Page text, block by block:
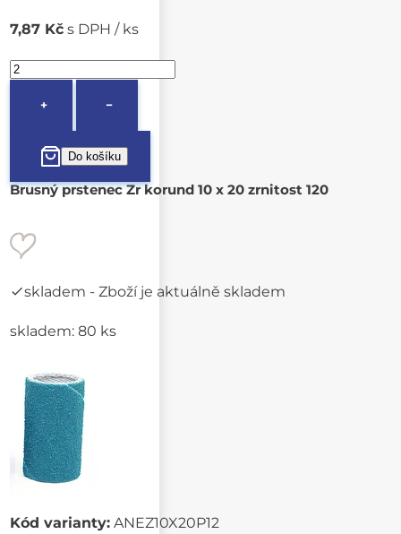
7,87 Kč s DPH / ks
+ −
Brusný prstenec Zr korund 10 x 20 zrnitost 120
skladem - Zboží je aktuálně skladem
skladem: 80 ks
Kód varianty: ANEZ10X20P12